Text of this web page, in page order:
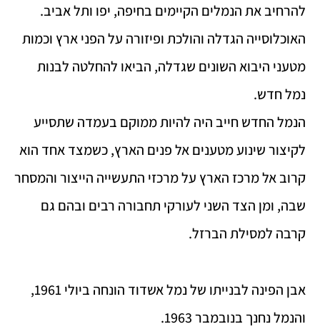
להרחיב את הנמלים הקיימים בחיפה, יפו ותל אביב.
האוכלוסייה הגדלה והולכת ופיזורה על הפני ארץ וכמות
מטעני היבוא השונים שגדלה, הביאו להחלטה לבנות
נמל חדש.
הנמל החדש חייב היה להיות ממוקם בעמדה שתסייע
לקיצור שינוע מטענים אל פנים הארץ, כשמצד אחד הוא
קרוב אל מרכז הארץ על מרכזי התעשייה הייצור והמסחר
שבה, ומן הצד השני לעורקי תחבורה רבים ובהם גם
קרבה למסילת הברזל.
אבן הפינה לבנייתו של נמל אשדוד הונחה ביולי 1961,
והנמל נחנך בנובמבר 1963.